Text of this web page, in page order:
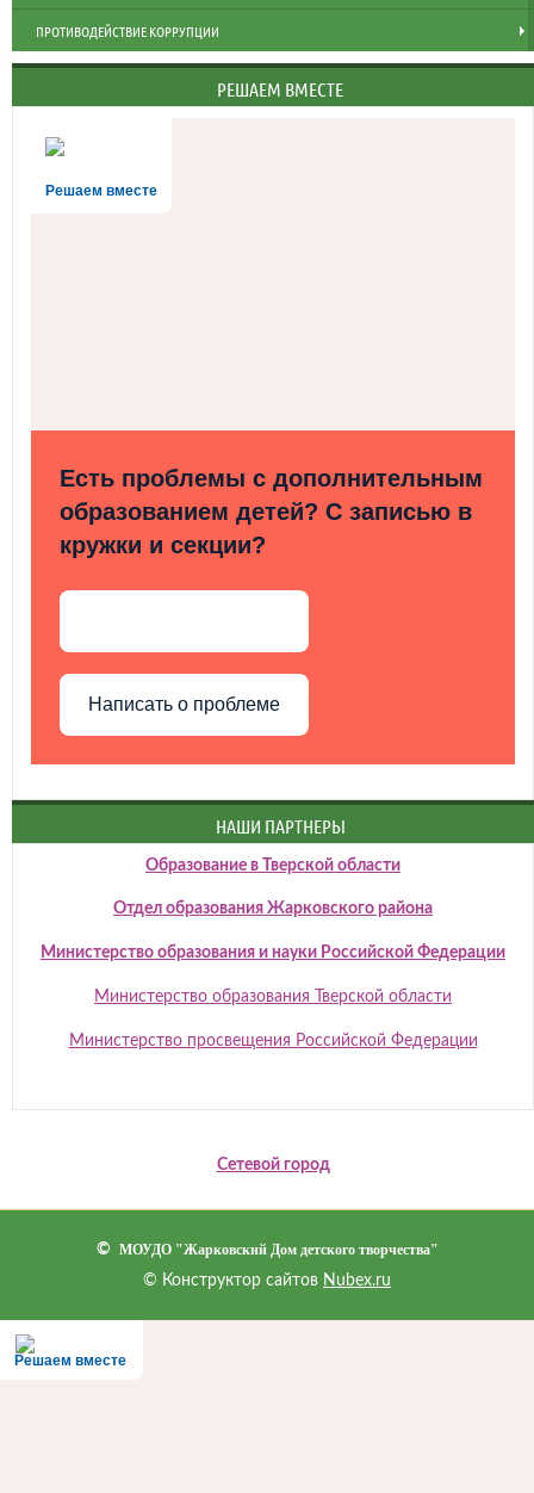
ПРОТИВОДЕЙСТВИЕ КОРРУПЦИИ
РЕШАЕМ ВМЕСТЕ
Решаем вместе
Есть проблемы с дополнительным
образованием детей? С записью в
кружки и секции?
Написать о проблеме
НАШИ ПАРТНЕРЫ
Образование в Тверской области
Отдел образования Жарковского района
Министерство образования и науки Российской Федерации
Министерство образования Тверской области
Министерство просвещения Российской Федерации
Сетевой город
© МОУДО "Жарковский Дом детского творчества"
© Конструктор сайтов Nubex.ru
Решаем вместе